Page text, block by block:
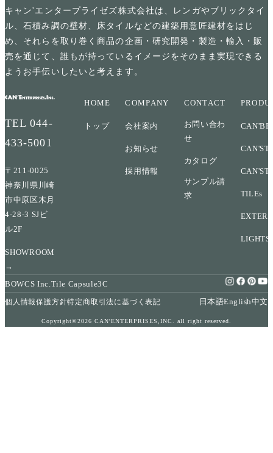
キャン'エンタープライゼズ株式会社は、レンガやブリックタイ
ル、石積み調の壁材、床タイルなどの建築用意匠建材をはじ
め、それらを取り巻く商品の企画・研究開発・製造・輸入・販
売を通じて、誰もが持っているイメージをそのまま実現できる
ようお手伝いしたいと考えます。
TEL044-
433-5001
〒211-0025
神奈川県川崎
市中原区木月
4-28-3 SJビ
ル2F
SHOWROOM
→
HOME
トップ
COMPANY
会社案内
お知らせ
採用情報
CONTACT
お問い合わ
せ
カタログ
サンプル請
求
TILEs
LIGHTS
BOWCS Inc.Tile Capsule3C
個人情報保護方針特定商取引法に基づく表記 日本語English中文
Copyright©2026 CAN'ENTERPRISES,INC. all right reserved.